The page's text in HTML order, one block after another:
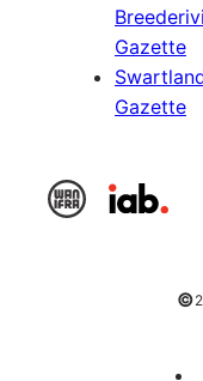
Gazette
Gazette
©